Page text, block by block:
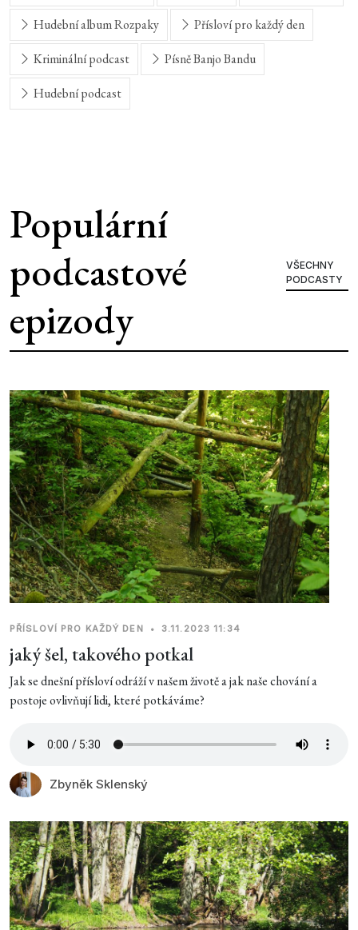
Hudební album Rozpaky Přísloví pro každý den
Kriminální podcast Písně Banjo Bandu
Hudební podcast
Populární
podcastové
epizody
VŠECHNY
PODCASTY
PŘÍSLOVÍ PRO KAŽDÝ DEN • 3.11.2023 11:34
jaký šel, takového potkal
Jak se dnešní přísloví odráží v našem životě a jak naše chování a
postoje ovlivňují lidi, které potkáváme?
Zbyněk Sklenský